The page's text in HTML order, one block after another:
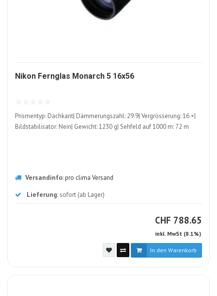
Nikon Fernglas Monarch 5 16x56345416-
Prismentyp: Dachkant| Dämmerungszahl: 29.9| Vergrösserung: 16 ×|
Bildstabilisator: Nein| Gewicht: 1230 g| Sehfeld auf 1000 m: 72 m
Versandinfo:pro clima Versand
Lieferung: sofort (ab Lager)
CHF CHF
788.65
inkl. MwSt (8.1%)
In den Warenkorb